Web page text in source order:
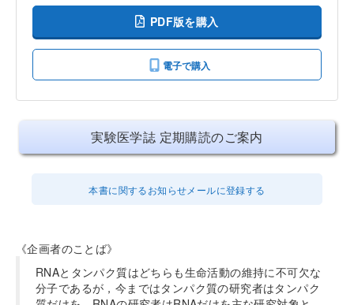
PDF版を購入
電子で購入
実験医学誌 定期購読のご案内
本書に関するお知らせメールに登録する
《企画者のことば》
RNAとタンパク質はどちらも生命活動の維持に不可欠な
分子であるが，今まではタンパク質の研究者はタンパク